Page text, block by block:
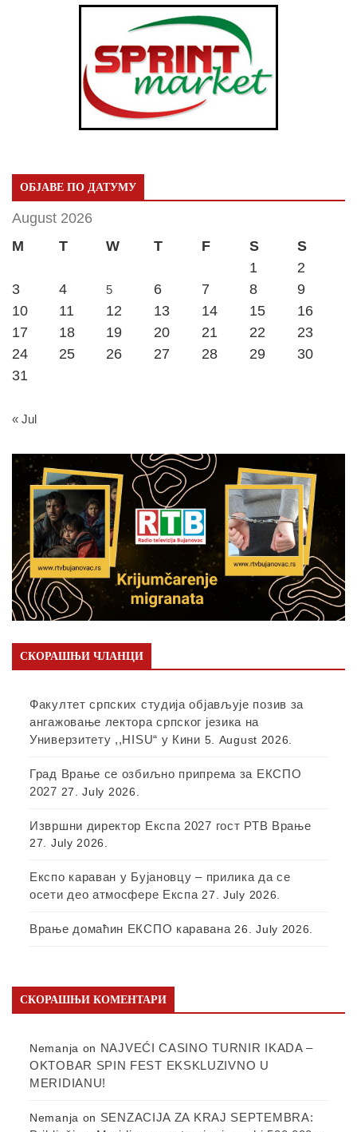
ОБЈАВЕ ПО ДАТУМУ
August 2026
M
T W T F S
S
1
2
3
4 5 6 7 8
9
10
11 12 13 14 15
16
17
18 19 20 21 22
23
24
25 26 27 28 29
30
31
« Jul
СКОРАШЊИ ЧЛАНЦИ
Факултет српских студија објављује позив за
ангажовање лектора српског језика на
Универзитету ,,HISU“ у Кини 5. August 2026.
Град Врање се озбиљно припрема за ЕКСПО
2027 27. July 2026.
Извршни директор Експа 2027 гост РТВ Врање
27. July 2026.
Експо караван у Бујановцу – прилика да се
осети део атмосфере Експа 27. July 2026.
Врање домаћин ЕКСПО каравана 26. July 2026.
СКОРАШЊИ КОМЕНТАРИ
Nemanja on NAJVEĆI CASINO TURNIR IKADA –
OKTOBAR SPIN FEST EKSKLUZIVNO U
MERIDIANU!
Nemanja on SENZACIJA ZA KRAJ SEPTEMBRA: